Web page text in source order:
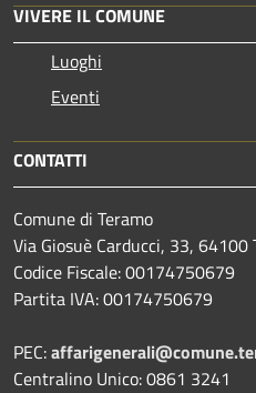
VIVERE IL COMUNE
Luoghi
Eventi
CONTATTI
Comune di Teramo
Via Giosuè Carducci, 33, 64100
Codice Fiscale: 00174750679
Partita IVA: 00174750679
PEC:
Centralino Unico: 0861 3241